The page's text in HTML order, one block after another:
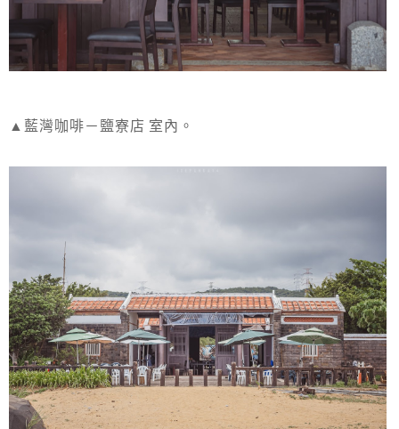
▲藍灣咖啡－鹽寮店 室內。